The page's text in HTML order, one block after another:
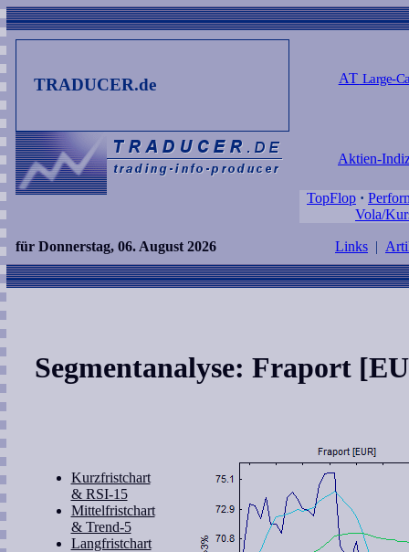
TRADUCER.de AT Large-
Aktien-
TopFlop ·
Vola/
für Donnerstag, 06. August 2026 Links |
Segmentanalyse: Fraport
Kurzfristchart
& RSI-15
Mittelfristchart
& Trend-5
Langfristchart